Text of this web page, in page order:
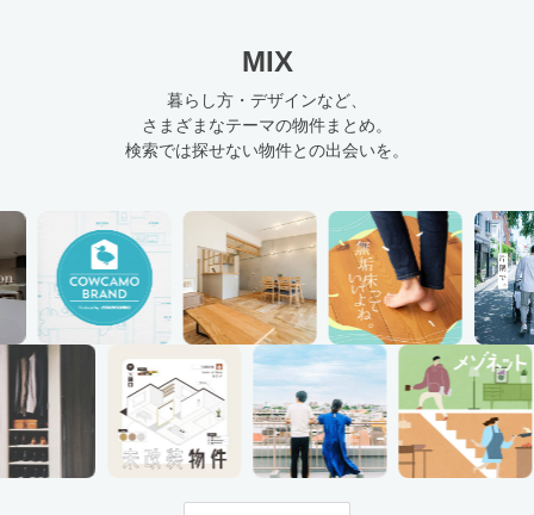
MIX
暮らし方・デザインなど、
さまざまなテーマの物件まとめ。
検索では探せない物件との出会いを。